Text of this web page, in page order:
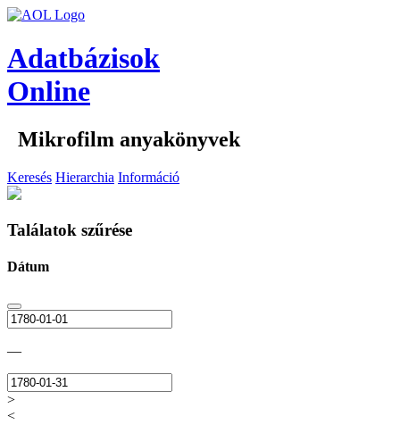
Adatbázisok
Online
Mikrofilm anyakönyvek
Keresés Hierarchia Információ
Találatok szűrése
Dátum
—
>
<